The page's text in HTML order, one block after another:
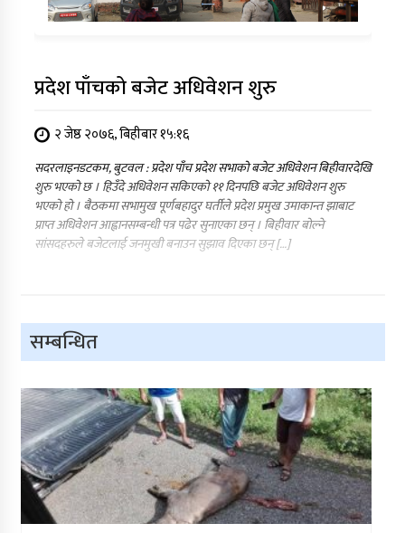
प्रदेश पाँचको बजेट अधिवेशन शुरु
२ जेष्ठ २०७६, बिहीबार १५:१६
सदरलाइनडटकम, बुटवल : प्रदेश पाँच प्रदेश सभाको बजेट अधिवेशन बिहीवारदेखि
शुरु भएको छ । हिउँदे अधिवेशन सकिएको ११ दिनपछि बजेट अधिवेशन शुरु
भएको हो । बैठकमा सभामुख पूर्णबहादुर घर्तीले प्रदेश प्रमुख उमाकान्त झाबाट
प्राप्त अधिवेशन आह्वानसम्बन्धी पत्र पढेर सुनाएका छन् । बिहीवार बोल्ने
सांसदहरुले बजेटलाई जनमुखी बनाउन सुझाव दिएका छन् […]
सम्बन्धित